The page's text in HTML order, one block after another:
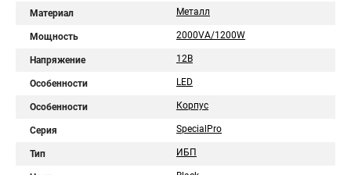
Материал Металл
Мощность 2000VA/1200W
Напряжение 12В
Особенности LED
Особенности Корпус
Серия SpecialPro
Тип ИБП